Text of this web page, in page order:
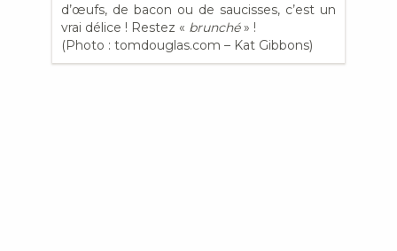
d’œufs, de bacon ou de saucisses, c’est un
vrai délice ! Restez « brunché» !
(Photo : tomdouglas.com – Kat Gibbons)